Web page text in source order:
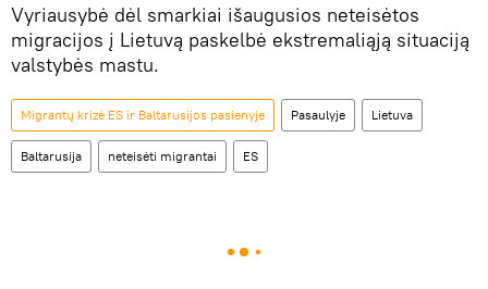
Vyriausybė dėl smarkiai išaugusios neteisėtos
migracijos į Lietuvą paskelbė ekstremaliąją situaciją
valstybės mastu.
Migrantų krizė ES ir Baltarusijos pasienyje Pasaulyje Lietuva
Baltarusija neteisėti migrantai ES